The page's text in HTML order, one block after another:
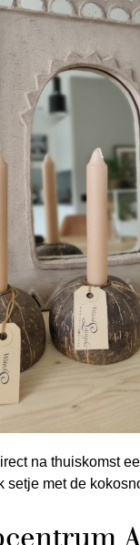
na thuiskomst
setje met de